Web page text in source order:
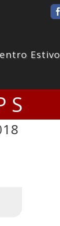
Estivo